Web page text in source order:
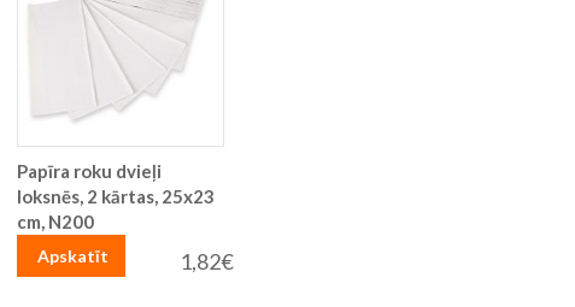
Papīra roku dvieļi
loksnēs, 2 kārtas, 25x23
cm, N200
1,82€
Apskatīt